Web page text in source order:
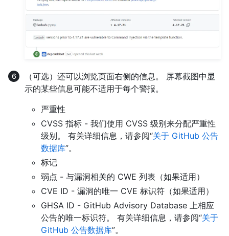
（可选）还可以浏览页面右侧的信息。 屏幕截图中显
示的某些信息可能不适用于每个警报。
严重性
CVSS 指标 - 我们使用 CVSS 级别来分配严重性
级别。 有关详细信息，请参阅“关于 GitHub 公告
数据库”。
标记
弱点 - 与漏洞相关的 CWE 列表（如果适用）
CVE ID - 漏洞的唯一 CVE 标识符（如果适用）
GHSA ID - GitHub Advisory Database 上相应
公告的唯一标识符。 有关详细信息，请参阅“关于
GitHub 公告数据库”。